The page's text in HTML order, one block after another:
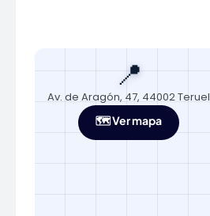
📍
Av. de Aragón, 47, 44002 Teruel
🗺️ Ver mapa